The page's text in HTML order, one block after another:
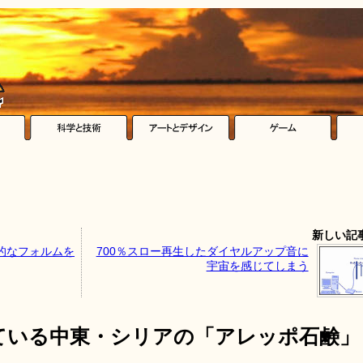
なフォルムを
新しい記
700％スロー再生したダイヤルアップ音に
宇宙を感じてしまう
る中東・シリアの「アレッポ石鹸」